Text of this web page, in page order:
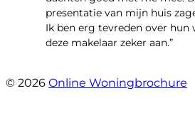
presentatie van mijn huis
Ik ben erg tevreden over hun
deze makelaar zeker aan.”
© 2026 Online Woningbrochure